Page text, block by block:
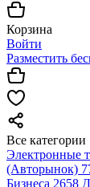
Корзина
Войти
Разместить
Все категории
Электронные
(Авторынок)
Бизнеса 2658